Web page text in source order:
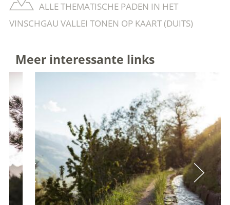
ALLE THEMATISCHE PADEN IN HET
VINSCHGAU VALLEI TONEN OP KAART (DUITS)
Meer interessante links